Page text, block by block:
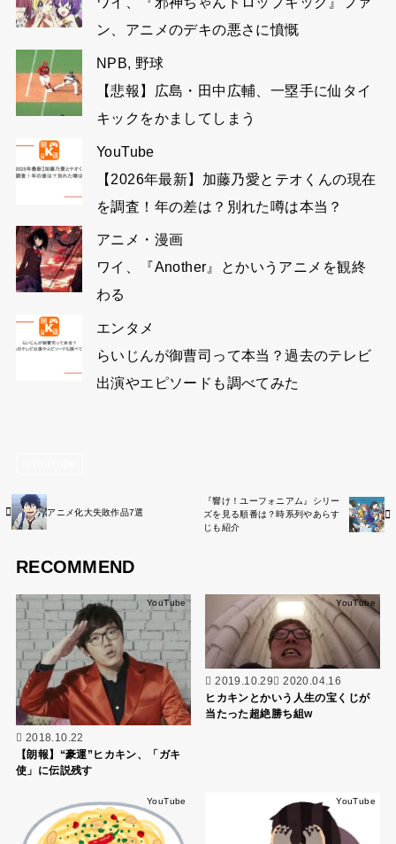
ン、アニメのデキの悪さに憤慨
NPB, 野球
【悲報】広島・田中広輔、一塁手に仙タイ
キックをかましてしまう
YouTube
【2026年最新】加藤乃愛とテオくんの現在
を調査！年の差は？別れた噂は本当？
アニメ・漫画
ワイ、『Another』とかいうアニメを観終
わる
エンタメ
らいじんが御曹司って本当？過去のテレビ
出演やエピソードも調べてみた
アニメ化大失敗作品7選
『響け！ユーフォニアム』シリー
ズを見る順番は？時系列やあらす
じも紹介
RECOMMEND
YouTube
2018.10.22
【朗報】“豪運”ヒカキン、「ガキ
使」に伝説残す
YouTube
2019.10.29 2020.04.16
ヒカキンとかいう人生の宝くじが
当たった超絶勝ち組w
YouTube YouTube